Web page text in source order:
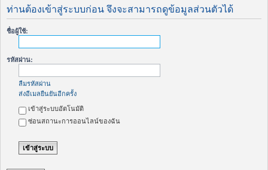
i
g
ท่านต้องเข้าสู่ระบบก่อน จึงจะสามารถดูข้อมูลส่วนตัวได้
ชื่อผู้ใช้:
รหัสผ่าน:
ลืมรหัสผ่าน
ส่งอีเมลยืนยันอีกครั้ง
เข้าสู่ระบบอัตโนมัติ
ซ่อนสถานะการออนไลน์ของฉัน